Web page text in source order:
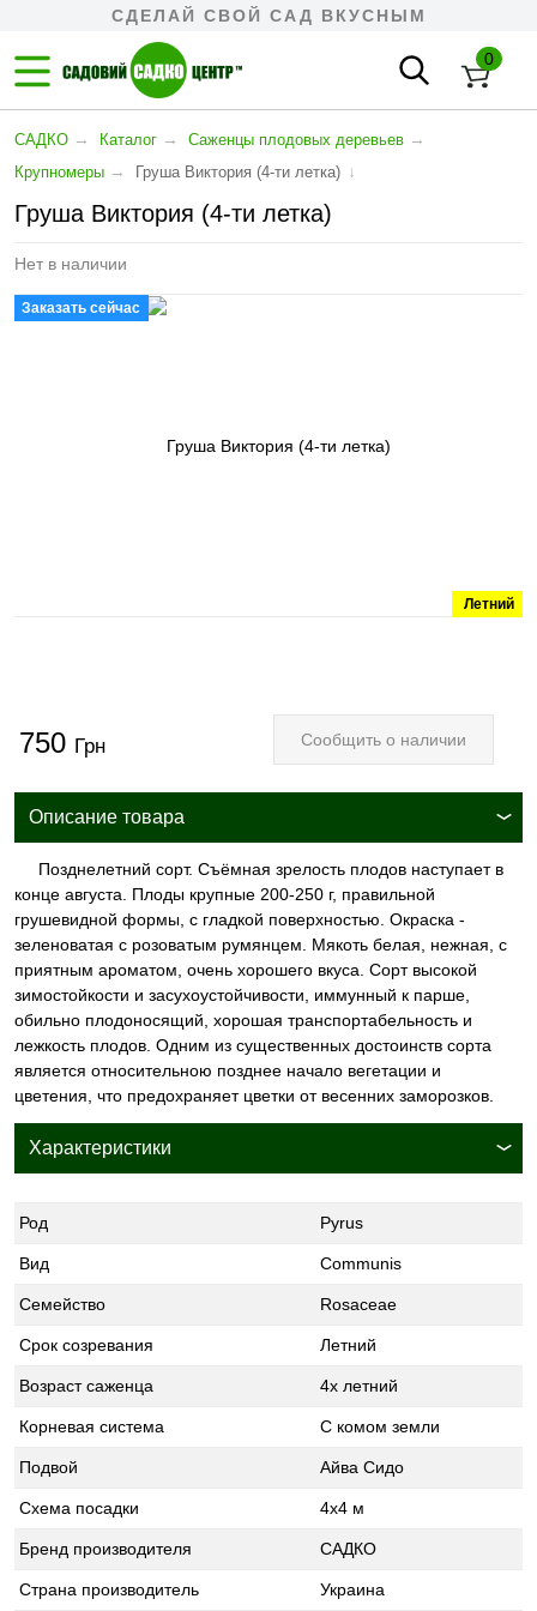
СДЕЛАЙ СВОЙ САД ВКУСНЫМ
0
САДКО → Каталог → Cаженцы плодовых деревьев →
Крупномеры → Груша Виктория (4-ти летка) ↓
Груша Виктория (4-ти летка)
Нет в наличии
Заказать сейчас
Летний
750 Грн Сообщить о наличии
Описание товара
Позднелетний сорт. Съёмная зрелость плодов наступает в
конце августа. Плоды крупные 200-250 г, правильной
грушевидной формы, с гладкой поверхностью. Окраска -
зеленоватая с розоватым румянцем. Мякоть белая, нежная, с
приятным ароматом, очень хорошего вкуса. Сорт высокой
зимостойкости и засухоустойчивости, иммунный к парше,
обильно плодоносящий, хорошая транспортабельность и
лежкость плодов. Одним из существенных достоинств сорта
является относительною позднее начало вегетации и
цветения, что предохраняет цветки от весенних заморозков.
Характеристики
Род Pyrus
Вид Communis
Семейство Rosaceae
Срок созревания Летний
Возраст саженца 4х летний
Корневая система С комом земли
Подвой Айва Сидо
Схема посадки 4х4 м
Бренд производителя САДКО
Страна производитель Украина